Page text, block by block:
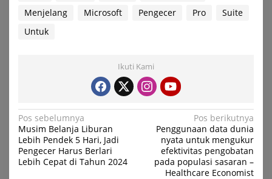
Menjelang
Microsoft Pengecer Pro
Suite
Untuk
Ikuti Kami
Navigasi
pos
Pos sebelumnya
Musim Belanja Liburan
Lebih Pendek 5 Hari, Jadi
Pengecer Harus Berlari
Lebih Cepat di Tahun 2024
Pos berikutnya
Penggunaan data dunia
nyata untuk mengukur
efektivitas pengobatan
pada populasi sasaran –
Healthcare Economist